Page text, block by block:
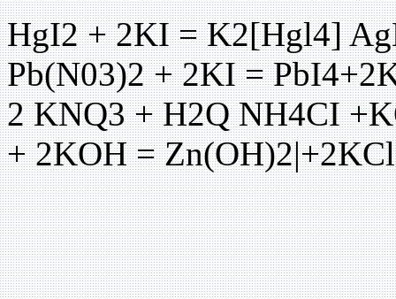
HgI2 + 2KI = K2[Hgl4]
Pb(N03)2 + 2KI =
2 KNQ3 + H2Q NH4CI
+ 2KOH = Zn(OH)2|+2KCl